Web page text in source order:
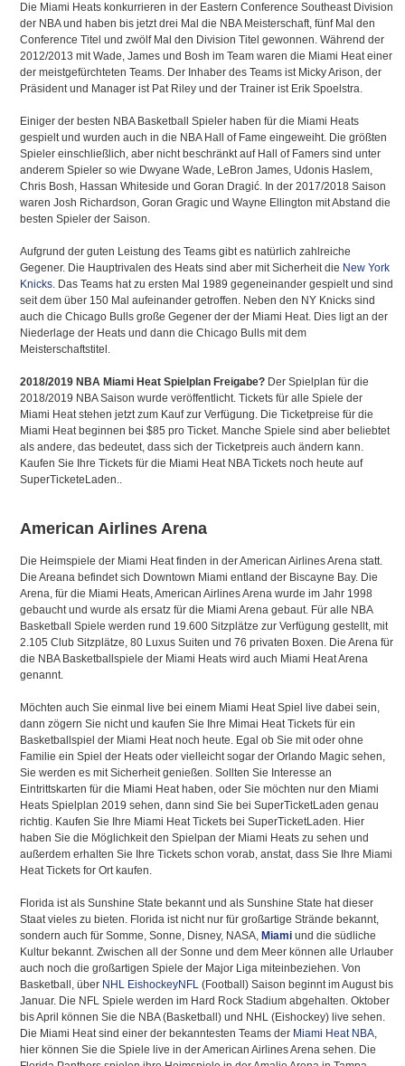
Die Miami Heats konkurrieren in der Eastern Conference Southeast Division
der NBA und haben bis jetzt drei Mal die NBA Meisterschaft, fünf Mal den
Conference Titel und zwölf Mal den Division Titel gewonnen. Während der
2012/2013 mit Wade, James und Bosh im Team waren die Miami Heat einer
der meistgefürchteten Teams. Der Inhaber des Teams ist Micky Arison, der
Präsident und Manager ist Pat Riley und der Trainer ist Erik Spoelstra.
Einiger der besten NBA Basketball Spieler haben für die Miami Heats
gespielt und wurden auch in die NBA Hall of Fame eingeweiht. Die größten
Spieler einschließlich, aber nicht beschränkt auf Hall of Famers sind unter
anderem Spieler so wie Dwyane Wade, LeBron James, Udonis Haslem,
Chris Bosh, Hassan Whiteside und Goran Dragić. In der 2017/2018 Saison
waren Josh Richardson, Goran Gragic und Wayne Ellington mit Abstand die
besten Spieler der Saison.
Aufgrund der guten Leistung des Teams gibt es natürlich zahlreiche
Gegener. Die Hauptrivalen des Heats sind aber mit Sicherheit die New York
Knicks. Das Teams hat zu ersten Mal 1989 gegeneinander gespielt und sind
seit dem über 150 Mal aufeinander getroffen. Neben den NY Knicks sind
auch die Chicago Bulls große Gegener der der Miami Heat. Dies ligt an der
Niederlage der Heats und dann die Chicago Bulls mit dem
Meisterschaftstitel.
2018/2019 NBA Miami Heat Spielplan Freigabe? Der Spielplan für die
2018/2019 NBA Saison wurde veröffentlicht. Tickets für alle Spiele der
Miami Heat stehen jetzt zum Kauf zur Verfügung. Die Ticketpreise für die
Miami Heat beginnen bei $85 pro Ticket. Manche Spiele sind aber beliebtet
als andere, das bedeutet, dass sich der Ticketpreis auch ändern kann.
Kaufen Sie Ihre Tickets für die Miami Heat NBA Tickets noch heute auf
SuperTicketeLaden..
American Airlines Arena
Die Heimspiele der Miami Heat finden in der American Airlines Arena statt.
Die Areana befindet sich Downtown Miami entland der Biscayne Bay. Die
Arena, für die Miami Heats, American Airlines Arena wurde im Jahr 1998
gebaucht und wurde als ersatz für die Miami Arena gebaut. Für alle NBA
Basketball Spiele werden rund 19.600 Sitzplätze zur Verfügung gestellt, mit
2.105 Club Sitzplätze, 80 Luxus Suiten und 76 privaten Boxen. Die Arena für
die NBA Basketballspiele der Miami Heats wird auch Miami Heat Arena
genannt.
Möchten auch Sie einmal live bei einem Miami Heat Spiel live dabei sein,
dann zögern Sie nicht und kaufen Sie Ihre Mimai Heat Tickets für ein
Basketballspiel der Miami Heat noch heute. Egal ob Sie mit oder ohne
Familie ein Spiel der Heats oder vielleicht sogar der Orlando Magic sehen,
Sie werden es mit Sicherheit genießen. Sollten Sie Interesse an
Eintrittskarten für die Miami Heat haben, oder Sie möchten nur den Miami
Heats Spielplan 2019 sehen, dann sind Sie bei SuperTicketLaden genau
richtig. Kaufen Sie Ihre Miami Heat Tickets bei SuperTicketLaden. Hier
haben Sie die Möglichkeit den Spielpan der Miami Heats zu sehen und
außerdem erhalten Sie Ihre Tickets schon vorab, anstat, dass Sie Ihre Miami
Heat Tickets for Ort kaufen.
Florida ist als Sunshine State bekannt und als Sunshine State hat dieser
Staat vieles zu bieten. Florida ist nicht nur für großartige Strände bekannt,
sondern auch für Somme, Sonne, Disney, NASA, Miami und die südliche
Kultur bekannt. Zwischen all der Sonne und dem Meer können alle Urlauber
auch noch die großartigen Spiele der Major Liga miteinbeziehen. Von
Basketball, über NHL EishockeyNFL (Football) Saison beginnt im August bis
Januar. Die NFL Spiele werden im Hard Rock Stadium abgehalten. Oktober
bis April können Sie die NBA (Basketball) und NHL (Eishockey) live sehen.
Die Miami Heat sind einer der bekanntesten Teams der Miami Heat NBA,
hier können Sie die Spiele live in der American Airlines Arena sehen. Die